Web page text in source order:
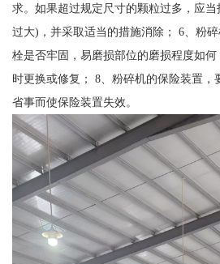
求。如果超过规定尺寸的颗粒过多，应
过大)，并采取适当的措施消除； 6、粉
栓是否牢固，易磨损部位的磨损程度如
时更换或修复； 8、粉碎机的保险装置，
省事而使保险装置失效。